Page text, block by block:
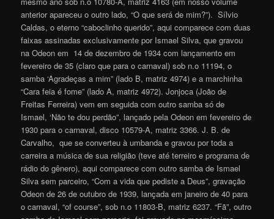
anterior apareceu o outro lado, “O que será de mim?”). Sílvio
Caldas, o eterno “caboclinho querido”, aqui comparece com duas
faixas assinadas exclusivamente por Ismael Silva, que gravou
na Odeon em 14 de dezembro de 1934 com lançamento em
fevereiro de 35 (claro que para o carnaval) sob n.o 11194, o
samba ‘Agradeças a mim” (lado B, matriz 4974) e a marchinha
“Cara feia é fome” (lado A, matriz 4972). Jonjoca (João de
Freitas Ferreira) vem em seguida com outro samba só de
Ismael, ‘Não te dou perdão”, lançado pela Odeon em fevereiro de
1930 para o carnaval, disco 10579-A, matriz 3366. J. B. de
Carvalho, que se converteu à umbanda e gravou por toda a
carreira a música de sua religião (teve até terreiro e programa de
rádio do gênero), aqui comparece com outro samba de Ismael
Silva sem parceiro, “Com a vida que pediste a Deus”, gravação
Odeon de 26 de outubro de 1939, lançada em janeiro de 40 para
o carnaval, “of course”, sob n.o 11803-B, matriz 6237. “Fã”, outro